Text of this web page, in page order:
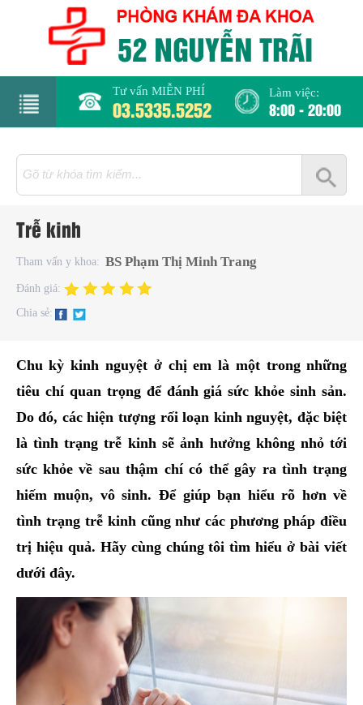
Tư vấn MIỄN PHÍ
03.5335.5252
Làm việc:
8:00 - 20:00
Trễ kinh
Tham vấn y khoa: BS Phạm Thị Minh Trang
Đánh giá:
Chia sẻ:
Chu kỳ kinh nguyệt ở chị em là một trong những
tiêu chí quan trọng để đánh giá sức khỏe sinh sản.
Do đó, các hiện tượng rối loạn kinh nguyệt, đặc biệt
là tình trạng trễ kinh sẽ ảnh hưởng không nhỏ tới
sức khỏe về sau thậm chí có thể gây ra tình trạng
hiếm muộn, vô sinh. Để giúp bạn hiểu rõ hơn về
tình trạng trễ kinh cũng như các phương pháp điều
trị hiệu quả. Hãy cùng chúng tôi tìm hiểu ở bài viết
dưới đây.